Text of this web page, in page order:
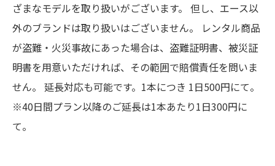
ざまなモデルを取り扱いがございます。 但し、エース以
外のブランドは取り扱いはございません。 レンタル商品
が盗難・火災事故にあった場合は、盗難証明書、被災証
明書を用意いただければ、その範囲で賠償責任を問いま
せん。 延長対応も可能です。1本につき 1日500円にて。
※40日間プラン以降のご延長は1本あたり1日300円に
て。